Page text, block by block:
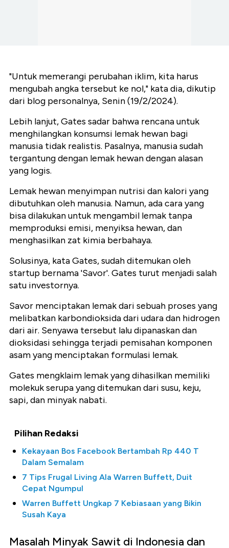
"Untuk memerangi perubahan iklim, kita harus
mengubah angka tersebut ke nol," kata dia, dikutip
dari blog personalnya, Senin (19/2/2024).
Lebih lanjut, Gates sadar bahwa rencana untuk
menghilangkan konsumsi lemak hewan bagi
manusia tidak realistis. Pasalnya, manusia sudah
tergantung dengan lemak hewan dengan alasan
yang logis.
Lemak hewan menyimpan nutrisi dan kalori yang
dibutuhkan oleh manusia. Namun, ada cara yang
bisa dilakukan untuk mengambil lemak tanpa
memproduksi emisi, menyiksa hewan, dan
menghasilkan zat kimia berbahaya.
Solusinya, kata Gates, sudah ditemukan oleh
startup bernama 'Savor'. Gates turut menjadi salah
satu investornya.
Savor menciptakan lemak dari sebuah proses yang
melibatkan karbondioksida dari udara dan hidrogen
dari air. Senyawa tersebut lalu dipanaskan dan
dioksidasi sehingga terjadi pemisahan komponen
asam yang menciptakan formulasi lemak.
Gates mengklaim lemak yang dihasilkan memiliki
molekuk serupa yang ditemukan dari susu, keju,
sapi, dan minyak nabati.
Pilihan Redaksi
Kekayaan Bos Facebook Bertambah Rp 440 T
Dalam Semalam
7 Tips Frugal Living Ala Warren Buffett, Duit
Cepat Ngumpul
Warren Buffett Ungkap 7 Kebiasaan yang Bikin
Susah Kaya
Masalah Minyak Sawit di Indonesia dan